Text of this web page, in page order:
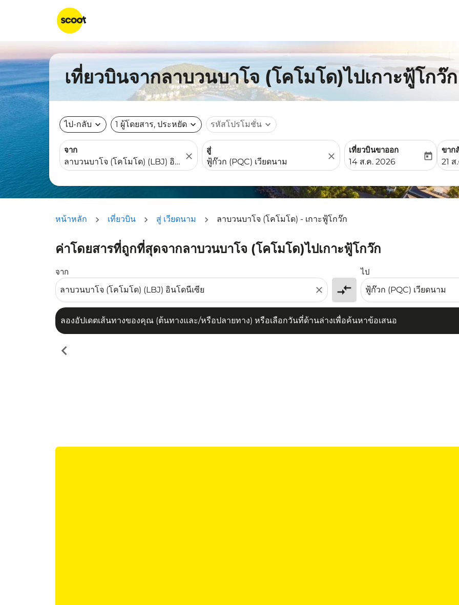
เที่ยวบินจากลาบวนบาโจ (โคโมโด)ไปเกาะฟู้โกว๊
ไป-กลับ expand_more 1 ผู้โดยสาร, ประหยัด expand_more รหัสโปรโมชั่น expand_more
จาก
close
สู่
close
เที่ยวบินขาออก
fc-booking-departure-
14 ส.ค. 2026
today
ขาก
fc-
21
หน้าหลัก เที่ยวบิน สู่ เวียดนาม ลาบวนบาโจ (โคโมโด) - เกาะฟู้โกว๊ก
ค่าโดยสารที่ถูกที่สุดจากลาบวนบาโจ (โคโมโด)ไปเกาะฟู้โกว๊ก
จาก
close compare_arrows
ไป
ลองอัปเดตเส้นทางของคุณ (ต้นทางและ/หรือปลายทาง) หรือเลือกวันที่ด้านล่างเพื่อค้นหาข้อเสนอ
ลองอัปเดตเส้นทางของคุณ (ต้นทางและ/หรือปลายทาง) หรือเลือกวันที่ด้านล่างเพื่อค้นหาข้อเสนอ
chevron_left